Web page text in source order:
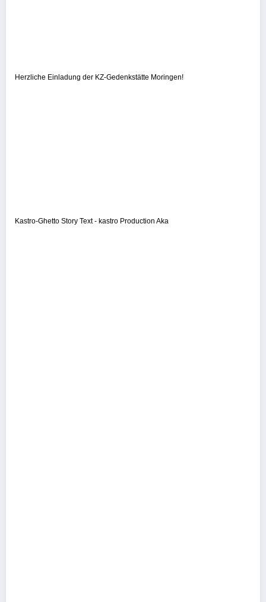
Herzliche Einladung der KZ-Gedenkstätte Moringen!
Kastro-Ghetto Story Text - kastro Production Aka